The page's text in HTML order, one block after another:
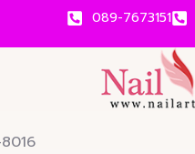
089-7673151